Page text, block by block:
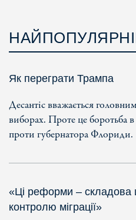
Як переграти Трампа
Десантіс вважається
виборах. Проте це боротьба в
проти губернатора Флориди.
«Ці реформи – складова
контролю міграції»